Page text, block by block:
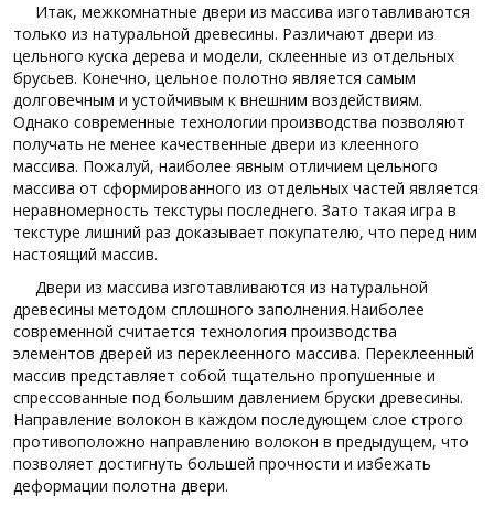
Итак, межкомнатные двери из массива изготавливаются
только из натуральной древесины. Различают двери из
цельного куска дерева и модели, склеенные из отдельных
брусьев. Конечно, цельное полотно является самым
долговечным и устойчивым к внешним воздействиям.
Однако современные технологии производства позволяют
получать не менее качественные двери из клеенного
массива. Пожалуй, наиболее явным отличием цельного
массива от сформированного из отдельных частей является
неравномерность текстуры последнего. Зато такая игра в
текстуре лишний раз доказывает покупателю, что перед ним
настоящий массив.
Двери из массива изготавливаются из натуральной
древесины методом сплошного заполнения.Наиболее
современной считается технология производства
элементов дверей из переклеенного массива. Переклеенный
массив представляет собой тщательно пропушенные и
спрессованные под большим давлением бруски древесины.
Направление волокон в каждом последующем слое строго
противоположно направлению волокон в предыдущем, что
позволяет достигнуть большей прочности и избежать
деформации полотна двери.